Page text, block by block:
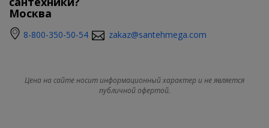
Москва
8-800-350-50-54 zakaz@santehmega.com
Цена на сайте носит информационный характер и не является
публичной офертой.